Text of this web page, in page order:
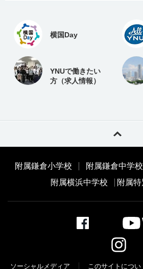
横国Day
YNUで働きたい
方（求人情報）
附属鎌倉小学校 附属鎌倉中学校
附属横浜中学校
附属
ソーシャルメディア このサイトについ